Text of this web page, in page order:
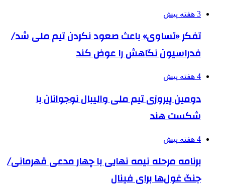
3 هفته پیش
تفکر «تساوی» باعث صعود نکردن تیم ملی شد/
فدراسیون نگاهش را عوض کند
4 هفته پیش
دومین پیروزی تیم ملی والیبال نوجوانان با
شکست هند
4 هفته پیش
برنامه مرحله نیمه نهایی با چهار مدعی قهرمانی/
جنگ غول‌ها برای فینال